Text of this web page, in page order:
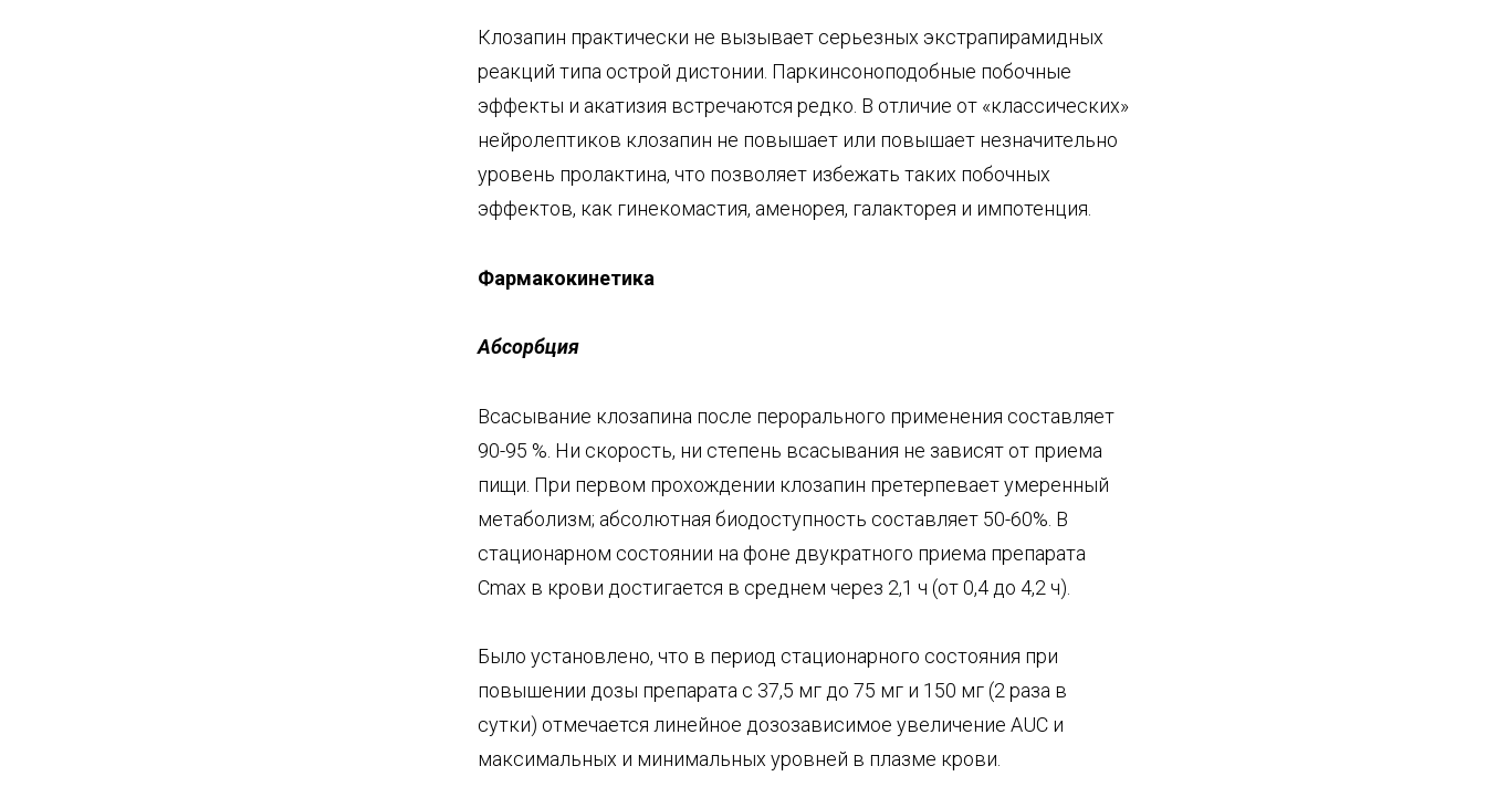
Клозапин практически не вызывает серьезных экстрапирамидных
реакций типа острой дистонии. Паркинсоноподобные побочные
эффекты и акатизия встречаются редко. В отличие от «классических»
нейролептиков клозапин не повышает или повышает незначительно
уровень пролактина, что позволяет избежать таких побочных
эффектов, как гинекомастия, аменорея, галакторея и импотенция.
Фармакокинетика
Абсорбция
Всасывание клозапина после перорального применения составляет
90-95 %. Ни скорость, ни степень всасывания не зависят от приема
пищи. При первом прохождении клозапин претерпевает умеренный
метаболизм; абсолютная биодоступность составляет 50-60%. В
стационарном состоянии на фоне двукратного приема препарата
Сmах в крови достигается в среднем через 2,1 ч (от 0,4 до 4,2 ч).
Было установлено, что в период стационарного состояния при
повышении дозы препарата с 37,5 мг до 75 мг и 150 мг (2 раза в
сутки) отмечается линейное дозозависимое увеличение AUC и
максимальных и минимальных уровней в плазме крови.